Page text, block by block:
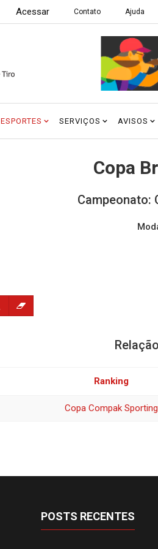
Acessar Contato Ajuda
ESPORTES SERVIÇOS AVISOS
Copa
Campeonato:
Ranking
Copa Compak Sporting
POSTS RECENTES